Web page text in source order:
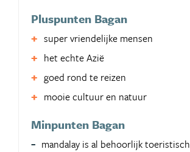
Pluspunten Bagan
super vriendelijke mensen
het echte Azië
goed rond te reizen
mooie cultuur en natuur
Minpunten Bagan
mandalay is al behoorlijk toeristisch